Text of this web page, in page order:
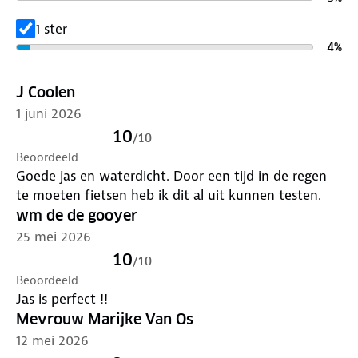
Lever het in bij onze winkels. Wij geven er een
nieuwe bestemming aan.
1 ster
4%
J Coolen
1 juni 2026
10/10
Beoordeeld
Goede jas en waterdicht. Door een tijd in de regen
te moeten fietsen heb ik dit al uit kunnen testen.
wm de de gooyer
25 mei 2026
10/10
Beoordeeld
Jas is perfect !!
Mevrouw Marijke Van Os
12 mei 2026